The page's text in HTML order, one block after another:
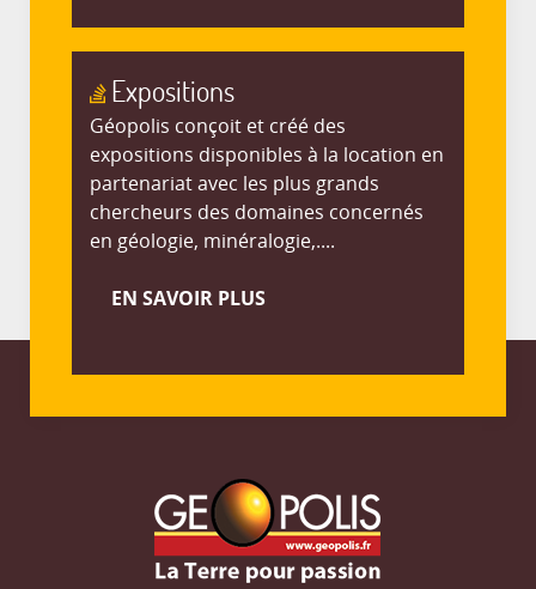
Expositions
Géopolis conçoit et créé des
expositions disponibles à la location en
partenariat avec les plus grands
chercheurs des domaines concernés
en géologie, minéralogie,....
EN SAVOIR PLUS